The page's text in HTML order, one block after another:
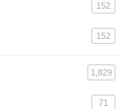
152
152
1,829
71